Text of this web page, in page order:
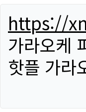
https://
가라오케
핫플 가라